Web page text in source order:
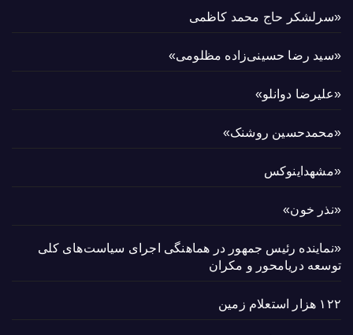
«سرلشکر حاج محمد کاظمی
«سید رضا حسینی‌زاده مظلومی»
«علیرضا دوانلو»
«محمدحسین روشنک»
«مشهداینوکس
«نذر خون»
«نماینده رئیس جمهور در هماهنگی اجرای سیاست‌های کلی
توسعه دریامحور و مکران
۱۲۲ هزار استعلام زمین